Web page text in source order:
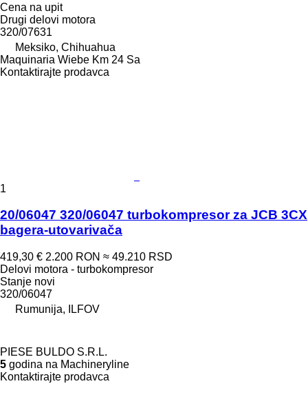
Cena na upit
Drugi delovi motora
320/07631
Meksiko, Chihuahua
Maquinaria Wiebe Km 24 Sa
Kontaktirajte prodavca
1
20/06047 320/06047 turbokompresor za JCB 3CX
bagera-utovarivača
419,30 € 2.200 RON ≈ 49.210 RSD
Delovi motora - turbokompresor
Stanje novi
320/06047
Rumunija, ILFOV
PIESE BULDO S.R.L.
5 godina na Machineryline
Kontaktirajte prodavca